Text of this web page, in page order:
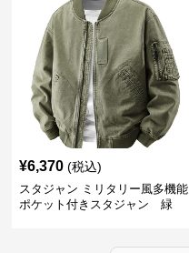
¥6,370 (税込)
スタジャン ミリタリー風多機能
ポケット付きスタジャン 緑